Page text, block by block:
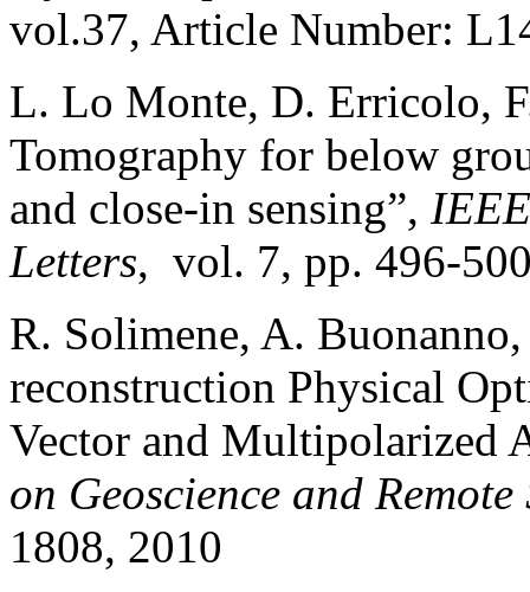
vol.37, Article Number:
L. Lo Monte, D. Erricolo,
Tomography for below
and close-in sensing”,
Letters, vol. 7, pp. 496-
R. Solimene, A.
reconstruction Physical
Vector and Multipolarized
on Geoscience and Remote
1808, 2010